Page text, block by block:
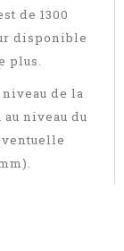
de 1300
disponible
plus.
niveau de la
niveau du